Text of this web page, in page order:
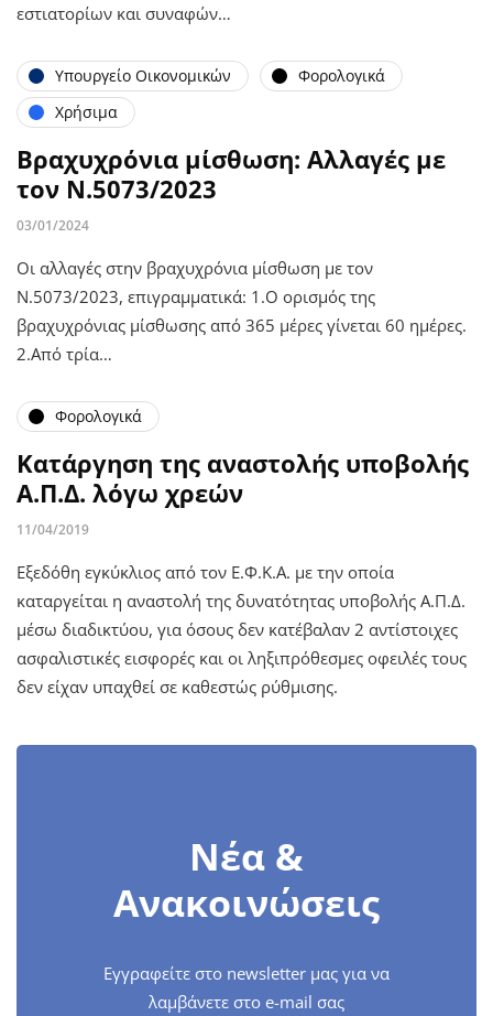
εστιατορίων και συναφών…
Υπουργείο Οικονομικών
Φορολογικά
Χρήσιμα
Βραχυχρόνια μίσθωση: Αλλαγές με
τον Ν.5073/2023
03/01/2024
Οι αλλαγές στην βραχυχρόνια μίσθωση με τον
Ν.5073/2023, επιγραμματικά: 1.Ο ορισμός της
βραχυχρόνιας μίσθωσης από 365 μέρες γίνεται 60 ημέρες.
2.Από τρία…
Φορολογικά
Κατάργηση της αναστολής υποβολής
Α.Π.Δ. λόγω χρεών
11/04/2019
Εξεδόθη εγκύκλιος από τον Ε.Φ.Κ.Α. με την οποία
καταργείται η αναστολή της δυνατότητας υποβολής Α.Π.Δ.
μέσω διαδικτύου, για όσους δεν κατέβαλαν 2 αντίστοιχες
ασφαλιστικές εισφορές και οι ληξιπρόθεσμες οφειλές τους
δεν είχαν υπαχθεί σε καθεστώς ρύθμισης.
Νέα &
Ανακοινώσεις
Εγγραφείτε στο newsletter μας για να
λαμβάνετε στο e-mail σας